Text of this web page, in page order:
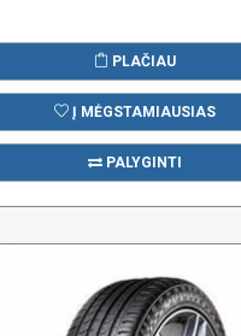
PLAČIAU
Į MĖGSTAMIAUSIAS
PALYGINTI